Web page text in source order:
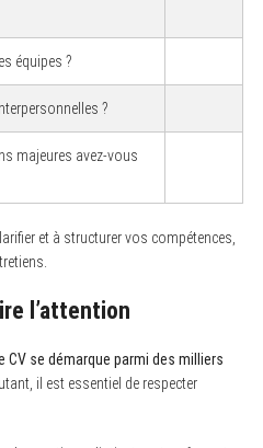
équipes ?
?
majeures avez-vous
et à structurer vos compétences,
l’attention
se démarque parmi des milliers
il est essentiel de respecter